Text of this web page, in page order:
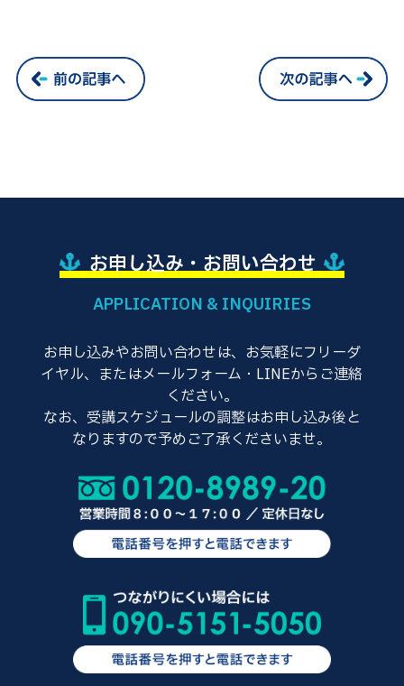
お申し込み・お問い合わせ
APPLICATION & INQUIRIES
お申し込みやお問い合わせは、お気軽にフリーダ
イヤル、またはメールフォーム・LINEからご連絡
ください。
なお、受講スケジュールの調整はお申し込み後と
なりますので予めご了承くださいませ。